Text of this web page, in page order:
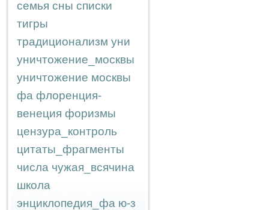
семья сны списки
тигры
традиционализм уни
уничтожение_москвы
уничтожение москвы
фа флоренция-
венеция форизмы
цензура_контроль
цитаты_фрагменты
числа чужая_всячина
школа
энциклопедия_фа ю-з